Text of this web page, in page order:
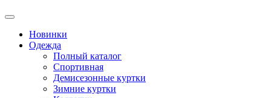
Новинки
Одежда
Полный каталог
Спортивная
Демисезонные куртки
Зимние куртки